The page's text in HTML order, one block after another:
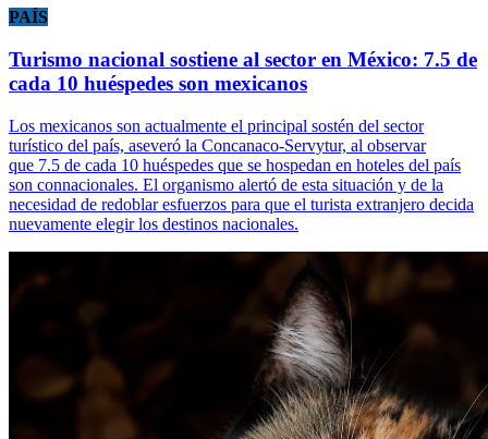
PAÍS
Turismo nacional sostiene al sector en México: 7.5 de
cada 10 huéspedes son mexicanos
Los mexicanos son actualmente el principal sostén del sector
turístico del país, aseveró la Concanaco-Servytur, al observar
que 7.5 de cada 10 huéspedes que se hospedan en hoteles del país
son connacionales. El organismo alertó de esta situación y de la
necesidad de redoblar esfuerzos para que el turista extranjero decida
nuevamente elegir los destinos nacionales.